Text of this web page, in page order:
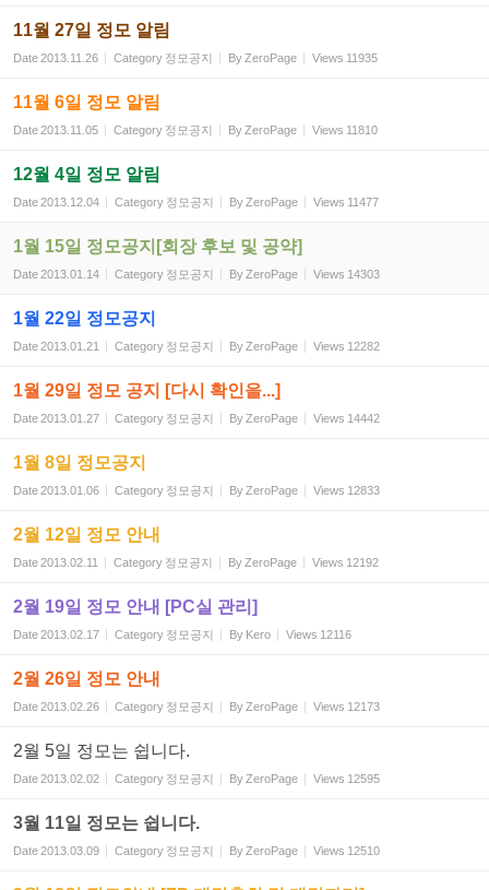
11월 27일 정모 알림
Date2013.11.26 Category 정모공지 By ZeroPage Views 11935
11월 6일 정모 알림
Date2013.11.05 Category 정모공지 By ZeroPage Views 11810
12월 4일 정모 알림
Date2013.12.04 Category 정모공지 By ZeroPage Views 11477
1월 15일 정모공지[회장 후보 및 공약]
Date2013.01.14 Category 정모공지 By ZeroPage Views 14303
1월 22일 정모공지
Date2013.01.21 Category 정모공지 By ZeroPage Views 12282
1월 29일 정모 공지 [다시 확인을...]
Date2013.01.27 Category 정모공지 By ZeroPage Views 14442
1월 8일 정모공지
Date2013.01.06 Category 정모공지 By ZeroPage Views 12833
2월 12일 정모 안내
Date2013.02.11 Category 정모공지 By ZeroPage Views 12192
2월 19일 정모 안내 [PC실 관리]
Date2013.02.17 Category 정모공지 By Kero Views 12116
2월 26일 정모 안내
Date2013.02.26 Category 정모공지 By ZeroPage Views 12173
2월 5일 정모는 쉽니다.
Date2013.02.02 Category 정모공지 By ZeroPage Views 12595
3월 11일 정모는 쉽니다.
Date2013.03.09 Category 정모공지 By ZeroPage Views 12510